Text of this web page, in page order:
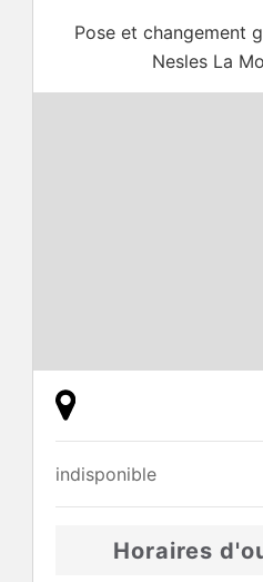
Pose et changement
Nesles La
indisponible
Horaires